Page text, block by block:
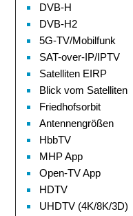
DVB-H
DVB-H2
5G-TV/Mobilfunk
SAT-over-IP/IPTV
Satelliten EIRP
Blick vom Satelliten
Friedhofsorbit
Antennengrößen
HbbTV
MHP App
Open-TV App
HDTV
UHDTV (4K/8K/3D)